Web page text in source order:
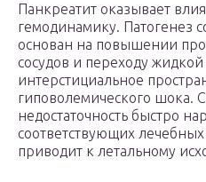
Панкреатит оказывает
гемодинамику. Патогенез
основан на повышении
сосудов и переходу жидкой
интерстициальное
гиповолемического шока.
недостаточность быстро
соответствующих
приводит к летальному